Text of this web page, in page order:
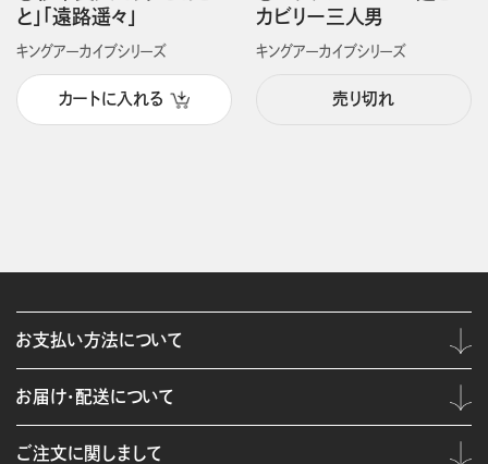
と」「遠路遥々」
キングアーカイブシリーズ
カートに入れる
カビリー三人男
キングアーカイブシリーズ
売り切れ
お支払い方法について
お届け・配送について
ご注文に関しまして